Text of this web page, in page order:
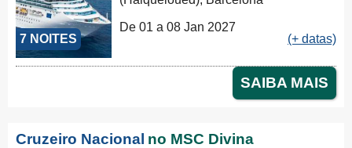
7 NOITES
De 01 a 08 Jan 2027
(+ datas)
SAIBA MAIS
Cruzeiro Nacional no MSC Divina